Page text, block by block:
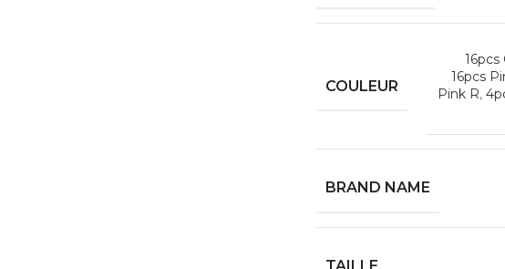
COULEUR
16pcs
16pcs
Pink R,
BRAND NAME